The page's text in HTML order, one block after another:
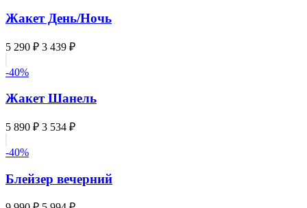
Жакет День/Ночь
5 290 ₽ 3 439 ₽
-40%
Жакет Шанель
5 890 ₽ 3 534 ₽
-40%
Блейзер вечерний